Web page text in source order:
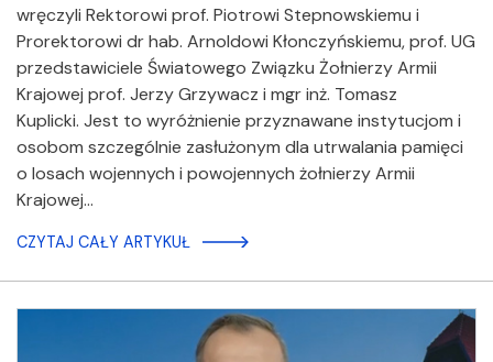
wręczyli Rektorowi prof. Piotrowi Stepnowskiemu i
Prorektorowi dr hab. Arnoldowi Kłonczyńskiemu, prof. UG
przedstawiciele Światowego Związku Żołnierzy Armii
Krajowej prof. Jerzy Grzywacz i mgr inż. Tomasz
Kuplicki. Jest to wyróżnienie przyznawane instytucjom i
osobom szczególnie zasłużonym dla utrwalania pamięci
o losach wojennych i powojennych żołnierzy Armii
Krajowej…
CZYTAJ CAŁY ARTYKUŁ